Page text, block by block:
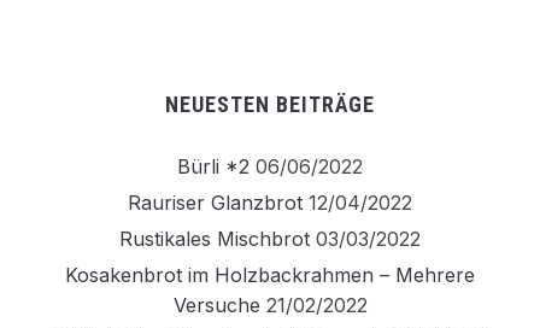
NEUESTEN BEITRÄGE
Bürli *2 06/06/2022
Rauriser Glanzbrot 12/04/2022
Rustikales Mischbrot 03/03/2022
Kosakenbrot im Holzbackrahmen – Mehrere
Versuche 21/02/2022